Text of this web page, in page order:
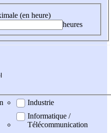
(en heure)
heures
Industrie
Informatique /
Télécommunication